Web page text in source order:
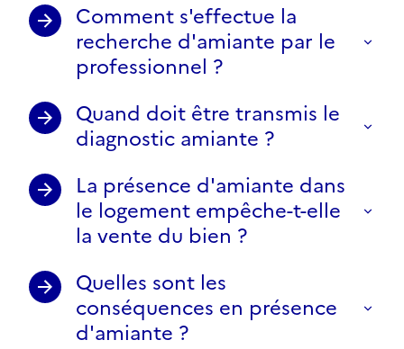
Comment s'effectue la
recherche d'amiante par le
professionnel ?
Quand doit être transmis le
diagnostic amiante ?
La présence d'amiante dans
le logement empêche-t-elle
la vente du bien ?
Quelles sont les
conséquences en présence
d'amiante ?